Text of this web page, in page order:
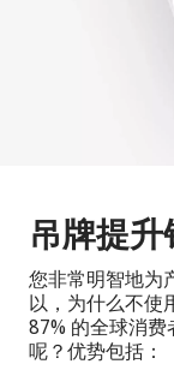
吊牌提升
您非常明智地为
以，为什么不使
87% 的全球消
呢？优势包括：